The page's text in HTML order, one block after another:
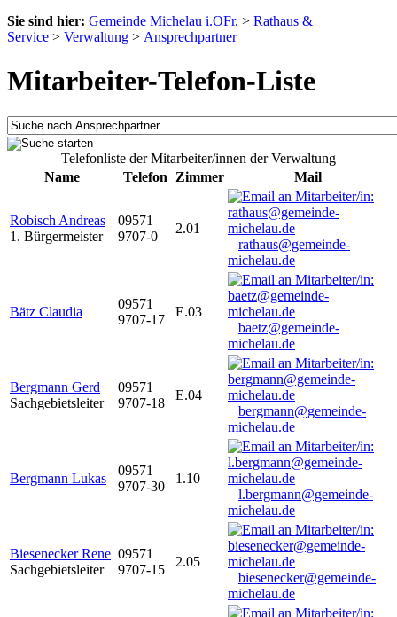
Sie sind hier: Gemeinde Michelau i.OFr. > Rathaus &
Service > Verwaltung > Ansprechpartner
Mitarbeiter-Telefon-Liste
Telefonliste der Mitarbeiter/innen der Verwaltung
Name
Telefon Zimmer Mail
Robisch Andreas
1. Bürgermeister
09571
9707-0
2.01
rathaus@gemeinde-
michelau.de
Bätz Claudia
09571
9707-17
E.03
baetz@gemeinde-
michelau.de
Bergmann Gerd
Sachgebietsleiter
09571
9707-18
E.04
bergmann@gemeinde-
michelau.de
Bergmann Lukas
09571
9707-30
1.10
l.bergmann@gemeinde-
michelau.de
Biesenecker Rene
Sachgebietsleiter
09571
9707-15
2.05
biesenecker@gemeinde-
michelau.de